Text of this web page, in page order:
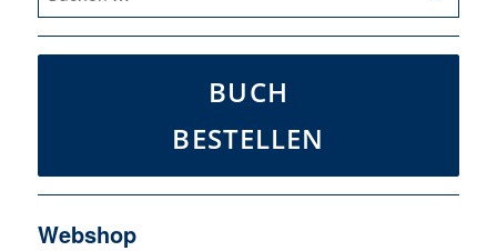
nach:
BUCH
BESTELLEN
Webshop